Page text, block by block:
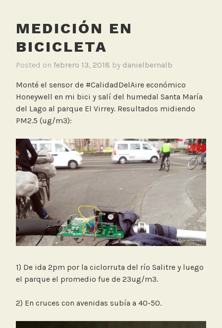
MEDICIÓN EN
BICICLETA
Posted on febrero 13, 2018 by danielbernalb
Monté el sensor de #CalidadDelAire económico
Honeywell en mi bici y salí del humedal Santa María
del Lago al parque El Virrey. Resultados midiendo
PM2.5 (ug/m3):
1) De ida 2pm por la ciclorruta del río Salitre y luego
el parque el promedio fue de 23ug/m3.
2) En cruces con avenidas subía a 40-50.